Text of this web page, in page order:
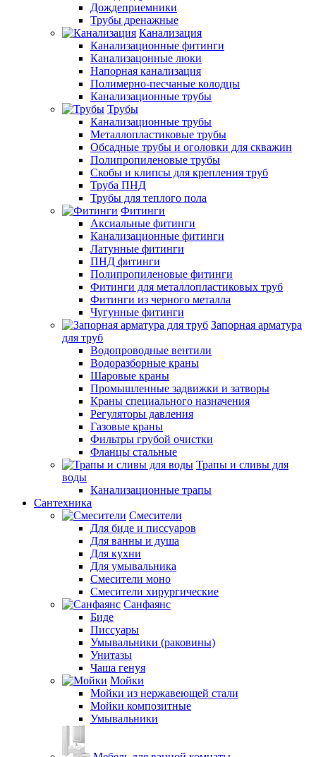
Дождеприемники
Трубы дренажные
Канализация
Канализационные фитинги
Канализацонные люки
Напорная канализация
Полимерно-песчаные колодцы
Канализационные трубы
Трубы
Канализационные трубы
Металлопластиковые трубы
Обсадные трубы и оголовки для скважин
Полипропиленовые трубы
Скобы и клипсы для крепления труб
Труба ПНД
Трубы для теплого пола
Фитинги
Аксиальные фитинги
Канализационные фитинги
Латунные фитинги
ПНД фитинги
Полипропиленовые фитинги
Фитинги для металлопластиковых труб
Фитинги из черного металла
Чугунные фитинги
Запорная арматура
для труб
Водопроводные вентили
Водоразборные краны
Шаровые краны
Промышленные задвижки и затворы
Краны специального назначения
Регуляторы давления
Газовые краны
Фильтры грубой очистки
Фланцы стальные
Трапы и сливы для
воды
Канализационные трапы
Сантехника
Смесители
Для биде и писсуаров
Для ванны и душа
Для кухни
Для умывальника
Смесители моно
Смесители хирургические
Санфаянс
Биде
Писсуары
Умывальники (раковины)
Унитазы
Чаша генуя
Мойки
Мойки из нержавеющей стали
Мойки композитные
Умывальники